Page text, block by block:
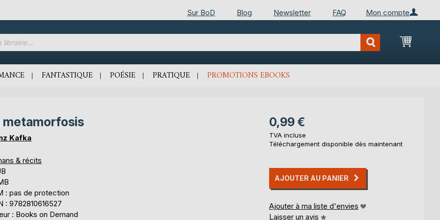
Mon compte
Sur BoD Blog Newsletter FAQ
Mon
FANTASTIQUE POÉSIE PRATIQUE PROMOTIONS EBOOKS
metamorfosis
Kafka
& récits
: pas de protection
: 9782810616527
: Books on Demand
0,99 €
TVA incluse
Téléchargement disponible dès maintenant
AJOUTER AU PANIER
Ajouter à ma liste d'envies
Laisser un avis